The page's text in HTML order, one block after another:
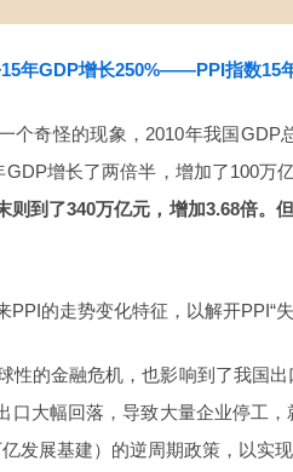
年GDP增长250%——PPI指数15
个奇怪的现象，2010年我国GDP
增长了两倍半，增加了100万
则到了340万亿元，增加3.68倍。
PPI的走势变化特征，以解开PPI“
性的金融危机，也影响到了我国
口大幅回落，导致大量企业停工
发展基建）的逆周期政策，以实